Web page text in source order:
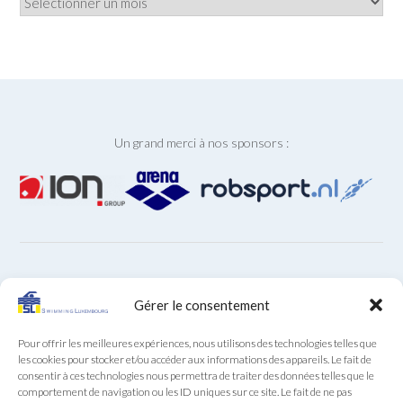
Gérer le consentement
Pour offrir les meilleures expériences, nous utilisons des technologies telles que
les cookies pour stocker et/ou accéder aux informations des appareils. Le fait de
consentir à ces technologies nous permettra de traiter des données telles que le
comportement de navigation ou les ID uniques sur ce site. Le fait de ne pas
Un grand merci à nos sponsors :
ARCHIVES